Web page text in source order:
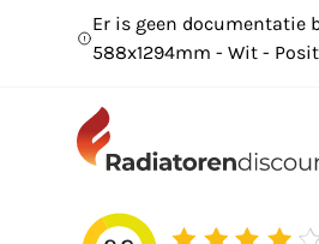
Er is geen documentatie
588x1294mm - Wit -